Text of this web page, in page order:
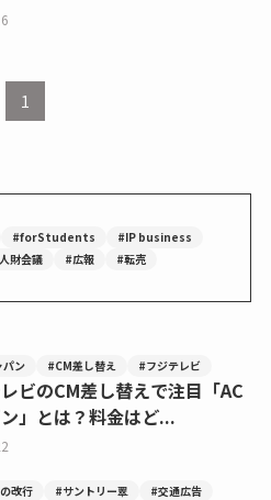
1
#forStudents
#IP business
財会議 #広報 #転売
パン #CM差し替え #フジテレビ
ビのCM差し替えで注目「AC
」とは？料金はど...
改行 #サントリー翠 #交通広告